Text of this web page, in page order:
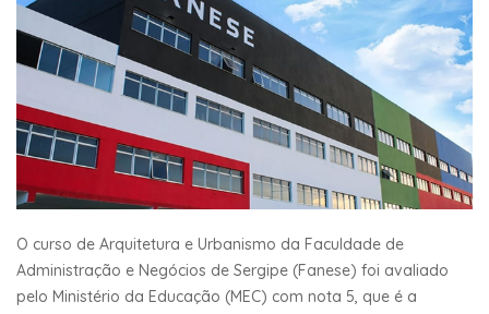
O curso de Arquitetura e Urbanismo da Faculdade de
Administração e Negócios de Sergipe (Fanese) foi avaliado
pelo Ministério da Educação (MEC) com nota 5, que é a